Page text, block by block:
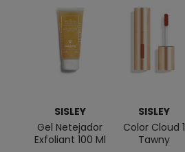
SISLEY
Gel Netejador
Exfoliant 100 Ml
SISLEY
Color Cloud 1
Tawny